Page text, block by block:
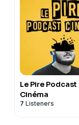
Le Pire Podcast
Cinéma
7 Listeners